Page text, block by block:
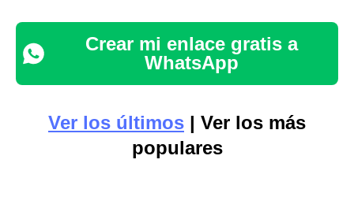
Crear mi enlace gratis a
WhatsApp
Ver los últimos | Ver los más
populares